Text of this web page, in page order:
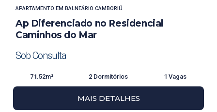
APARTAMENTO EM BALNEÁRIO CAMBORIÚ
Ap Diferenciado no Residencial
Caminhos do Mar
Sob Consulta
71.52m² 2 Dormitórios 1 Vagas
MAIS DETALHES